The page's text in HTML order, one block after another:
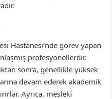
Hastanesi’nde görev yapan
profesyonellerdir.
sonra, genellikle yüksek
devam ederek akademik
Ayrıca, mesleki